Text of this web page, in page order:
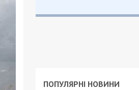
ПОПУЛЯРНІ НОВИНИ